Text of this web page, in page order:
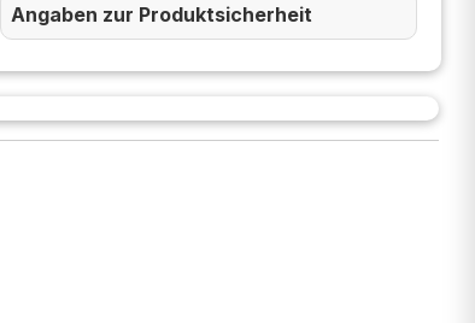
Angaben zur Produktsicherheit